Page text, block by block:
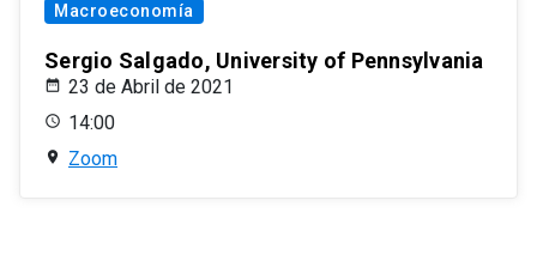
Macroeconomía
Sergio Salgado, University of Pennsylvania
23 de Abril de 2021
14:00
Zoom